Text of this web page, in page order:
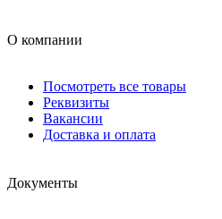
О компании
Посмотреть все товары
Реквизиты
Вакансии
Доставка и оплата
Документы